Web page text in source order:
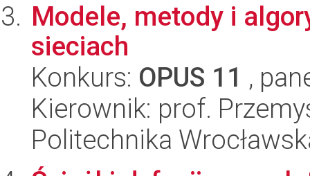
Modele, metody i
sieciach
Konkurs: OPUS 11 ,
Kierownik: prof.
Politechnika